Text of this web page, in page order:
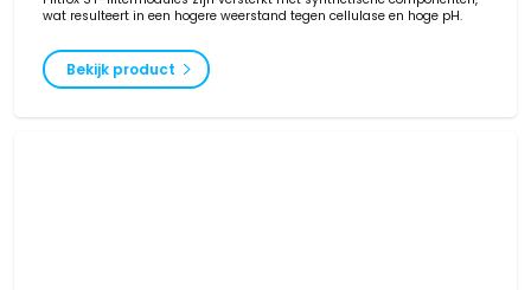
wat resulteert in een hogere weerstand tegen cellulase en hoge pH.
Bekijk product